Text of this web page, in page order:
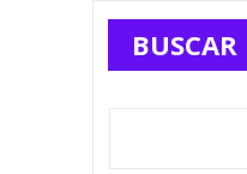
BUSCAR